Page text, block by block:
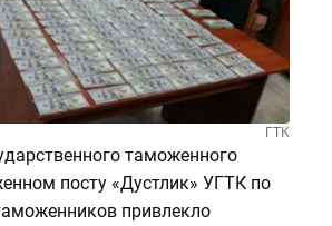
ГТК
таможенного
посту «Дустлик» УГТК по
привлекло